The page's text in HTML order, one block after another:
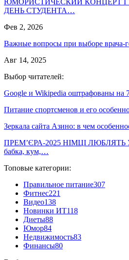
ДЕНЬ СТУДЕНТА…
Фев 2, 2026
Важные вопросы при выборе врача-
Авг 14, 2025
Выбор читателей:
Google и Wikipedia оштрафованы на
Питание спортсменов и его
Зеркала сайта Азино: в чем
ПРЕМʼЄРА-2025 НІМЦІ ЛЮБЛЯТЬ
бабка, кум,…
Топовые категории:
Правильное питание307
Фитнес221
Видео138
Новинки ИТ118
Диеты88
Юмор84
Недвижимость83
Финансы80